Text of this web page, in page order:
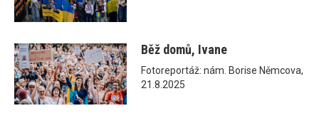
Běž domů, Ivane
Fotoreportáž: nám. Borise Němcova,
21.8.2025